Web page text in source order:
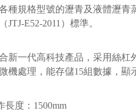
種規格型號的瀝青及液體瀝
E52-2011）標準。
新一代高科技產品，采用絲
機處理，能存儲15組數據，
長度：1500mm